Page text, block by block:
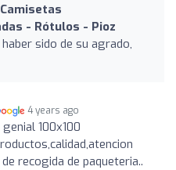
- Rótulos - Pioz
sido de su agrado,
4 years ago
100x100
recogida de paqueteria..